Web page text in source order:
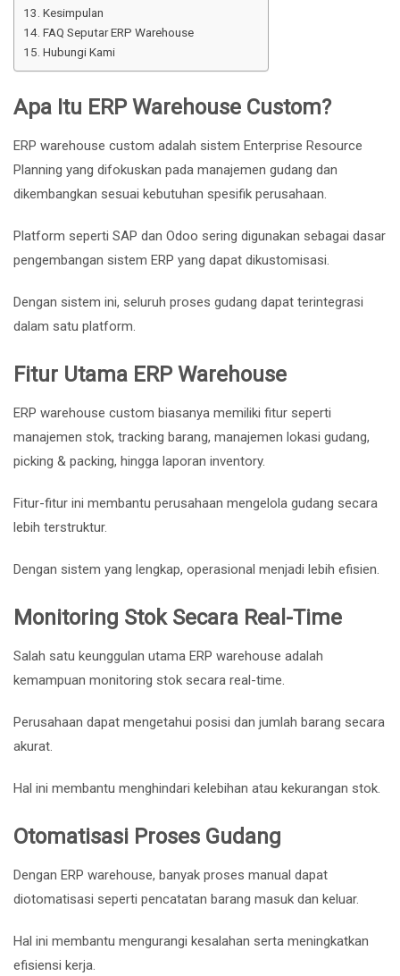
Kesimpulan
FAQ Seputar ERP Warehouse
Hubungi Kami
Apa Itu ERP Warehouse Custom?
ERP warehouse custom adalah sistem Enterprise Resource
Planning yang difokuskan pada manajemen gudang dan
dikembangkan sesuai kebutuhan spesifik perusahaan.
Platform seperti SAP dan Odoo sering digunakan sebagai dasar
pengembangan sistem ERP yang dapat dikustomisasi.
Dengan sistem ini, seluruh proses gudang dapat terintegrasi
dalam satu platform.
Fitur Utama ERP Warehouse
ERP warehouse custom biasanya memiliki fitur seperti
manajemen stok, tracking barang, manajemen lokasi gudang,
picking & packing, hingga laporan inventory.
Fitur-fitur ini membantu perusahaan mengelola gudang secara
lebih terstruktur.
Dengan sistem yang lengkap, operasional menjadi lebih efisien.
Monitoring Stok Secara Real-Time
Salah satu keunggulan utama ERP warehouse adalah
kemampuan monitoring stok secara real-time.
Perusahaan dapat mengetahui posisi dan jumlah barang secara
akurat.
Hal ini membantu menghindari kelebihan atau kekurangan stok.
Otomatisasi Proses Gudang
Dengan ERP warehouse, banyak proses manual dapat
diotomatisasi seperti pencatatan barang masuk dan keluar.
Hal ini membantu mengurangi kesalahan serta meningkatkan
efisiensi kerja.